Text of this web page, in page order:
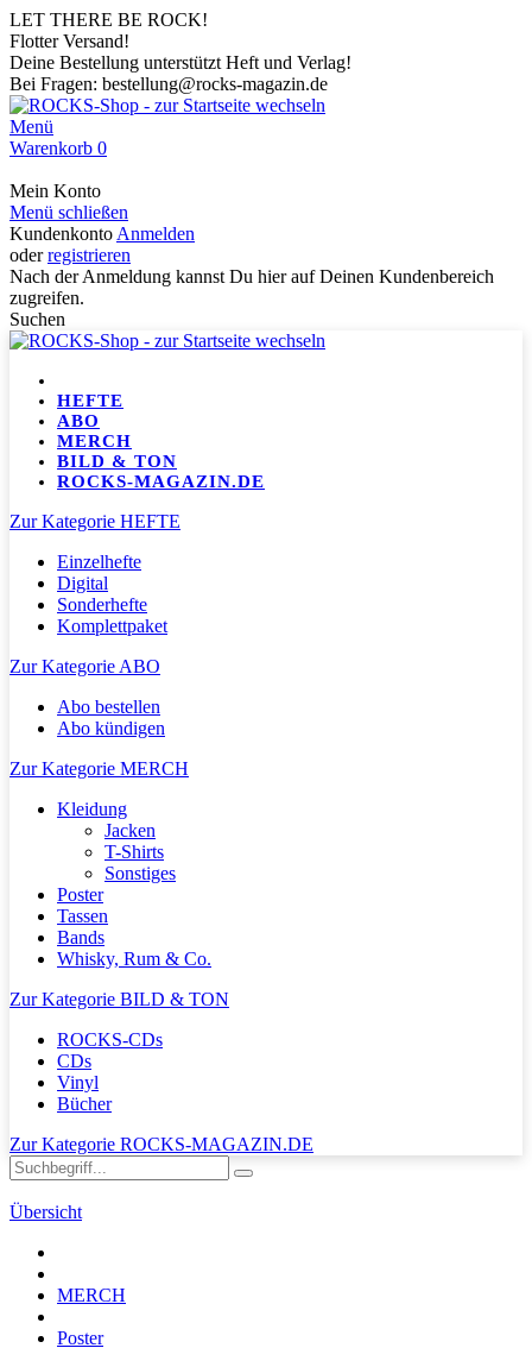
LET THERE BE ROCK!
Flotter Versand!
Deine Bestellung unterstützt Heft und Verlag!
Bei Fragen: bestellung@rocks-magazin.de
Menü
Warenkorb 0
Mein Konto
Menü schließen
Kundenkonto Anmelden
oderregistrieren
Nach der Anmeldung kannst Du hier auf Deinen Kundenbereich
zugreifen.
Suchen
HEFTE
ABO
MERCH
BILD & TON
ROCKS-MAGAZIN.DE
Zur Kategorie HEFTE
Einzelhefte
Digital
Sonderhefte
Komplettpaket
Zur Kategorie ABO
Abo bestellen
Abo kündigen
Zur Kategorie MERCH
Kleidung
Jacken
T-Shirts
Sonstiges
Poster
Tassen
Bands
Whisky, Rum & Co.
Zur Kategorie BILD & TON
ROCKS-CDs
CDs
Vinyl
Bücher
Zur Kategorie ROCKS-MAGAZIN.DE
Übersicht
MERCH
Poster